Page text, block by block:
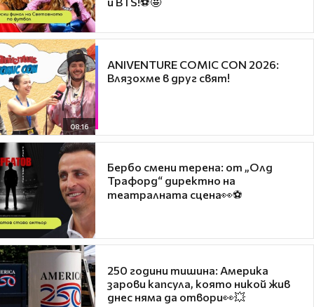
08:16
ANIVENTURE COMIC CON 2026:
Влязохме в друг свят!
Бербо смени терена: от „Олд
Трафорд“ директно на
театралната сцена👀⚽
250 години тишина: Америка
зарови капсула, която никой жив
днес няма да отвори👀💥